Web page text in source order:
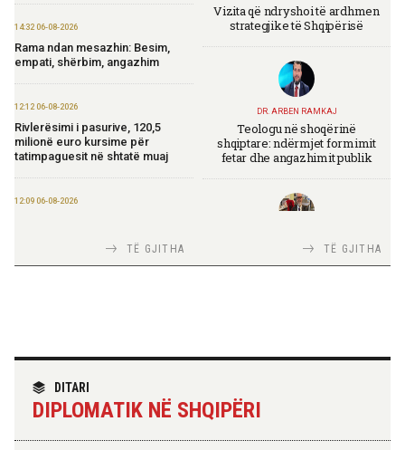
14:32 06-08-2026
Rama ndan mesazhin: Besim,
empati, shërbim, angazhim
12:12 06-08-2026
Rivlerësimi i pasurive, 120,5
milionë euro kursime për
tatimpaguesit në shtatë muaj
12:09 06-08-2026
09:52 06-08-2026
Përmbarimi Shtetëror, 22 zyra në
vendimeve të gjykatave
TË GJITHA
Vizita që ndryshoi të ardhmen
strategjike të Shqipërisë
DR. ARBEN RAMKAJ
Teologu në shoqërinë
shqiptare: ndërmjet formimit
fetar dhe angazhimit publik
TIRANA DIPLOMAT
TIRANA DIPLOMAT
Skënderbeut dhe Ismail
TË GJITHA
DITARI
DIPLOMATIK NË SHQIPËRI